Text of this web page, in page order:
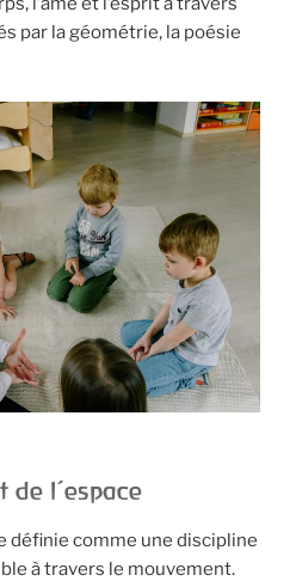
par la géométrie, la poésie
de l’espace
définie comme une discipline
à travers le mouvement.